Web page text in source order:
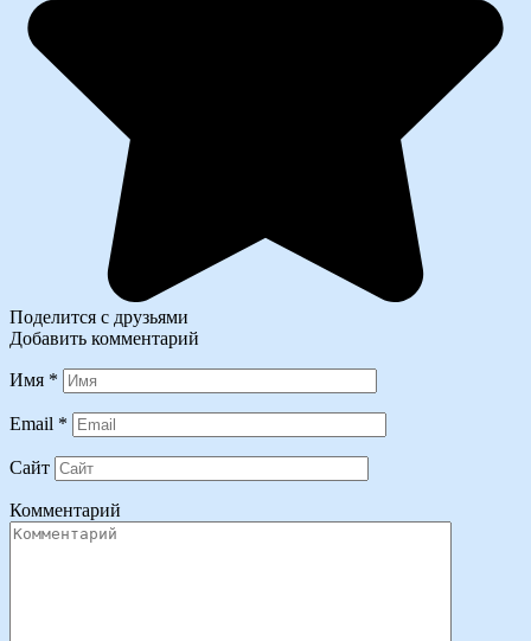
Поделится с друзьями
Добавить комментарий
Имя *
Email *
Сайт
Комментарий